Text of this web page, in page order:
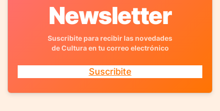
Newsletter
Suscribite para recibir las novedades
de Cultura en tu correo electrónico
Suscribite